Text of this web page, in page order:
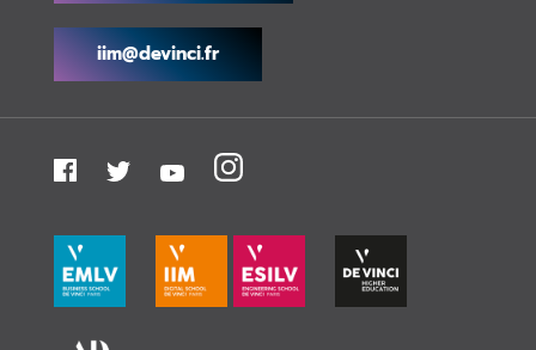
iim@devinci.fr